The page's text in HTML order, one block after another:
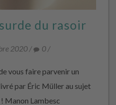
du rasoir
2020 / 0 /
vous faire parvenir un
par Éric Müller au sujet
Manon Lambesc